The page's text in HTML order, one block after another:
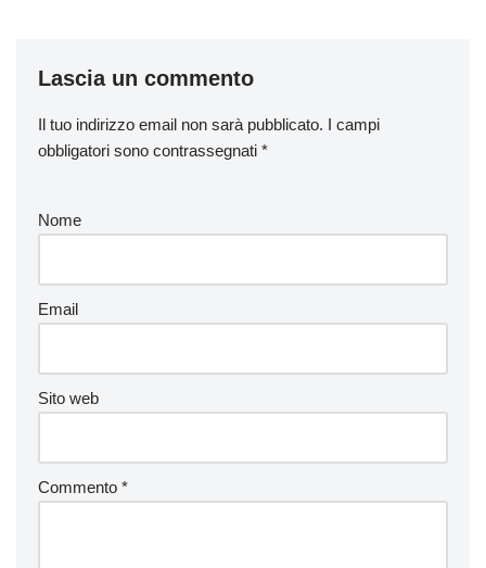
Lascia un commento
Il tuo indirizzo email non sarà pubblicato. I campi
obbligatori sono contrassegnati *
Nome
Email
Sito web
Commento *